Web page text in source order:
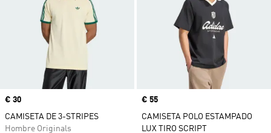
Precio
€ 30
CAMISETA DE 3-STRIPES
Hombre Originals
Precio
€ 55
CAMISETA POLO ESTAMPADO
LUX TIRO SCRIPT